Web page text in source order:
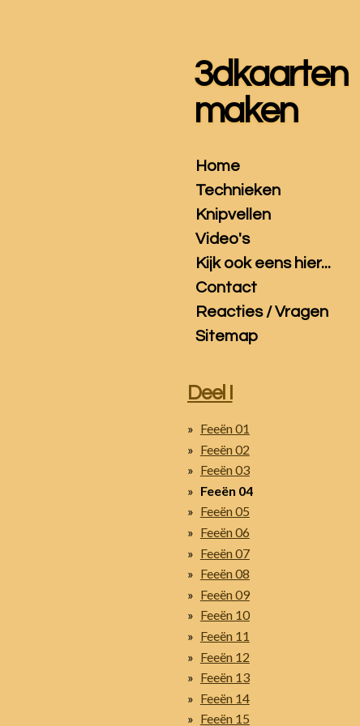
3dkaarten
maken
Home
Technieken
Knipvellen
Video's
Kijk ook eens hier...
Contact
Reacties / Vragen
Sitemap
Deel I
Feeën 01
Feeën 02
Feeën 03
Feeën 04
Feeën 05
Feeën 06
Feeën 07
Feeën 08
Feeën 09
Feeën 10
Feeën 11
Feeën 12
Feeën 13
Feeën 14
Feeën 15